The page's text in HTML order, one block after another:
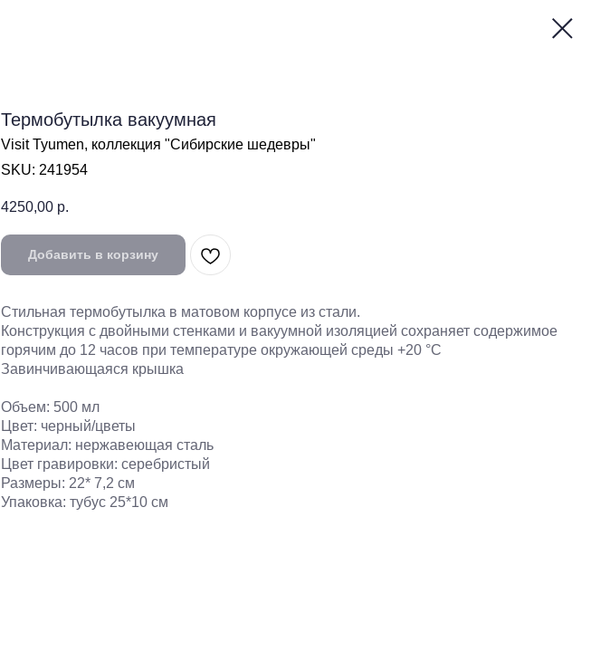
Термобутылка вакуумная
Visit Tyumen, коллекция "Сибирские шедевры"
SKU: 241954
4250,00 р.
Добавить в корзину
Стильная термобутылка в матовом корпусе из стали.
Конструкция с двойными стенками и вакуумной изоляцией сохраняет содержимое
горячим до 12 часов при температуре окружающей среды +20 °С
Завинчивающаяся крышка
Объем: 500 мл
Цвет: черный/цветы
Материал: нержавеющая сталь
Цвет гравировки: серебристый
Размеры: 22* 7,2 см
Упаковка: тубус 25*10 см